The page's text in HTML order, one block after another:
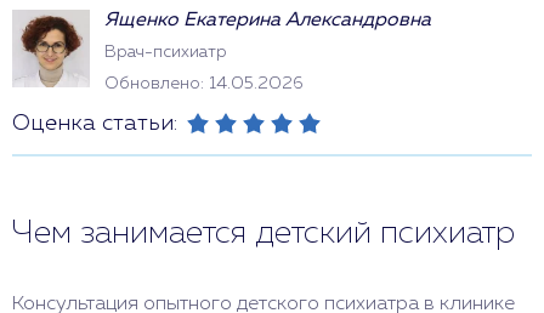
Ященко Екатерина Александровна
Врач-психиатр
Обновлено: 14.05.2026
Оценка статьи:
Чем занимается детский психиатр
Консультация опытного детского психиатра в клинике